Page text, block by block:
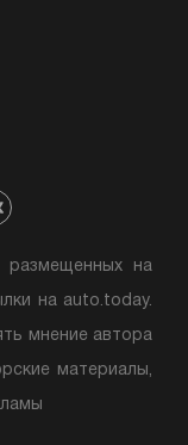
размещенных на
на auto.today.
мнение автора
материалы,